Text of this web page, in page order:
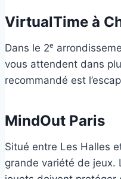
VirtualTime à
Dans le 2ᵉ
vous attendent dans
recommandé est
MindOut Paris
Situé entre Les Halles
grande variété de